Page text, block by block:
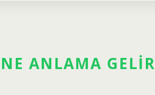
ANLAMA GELIR